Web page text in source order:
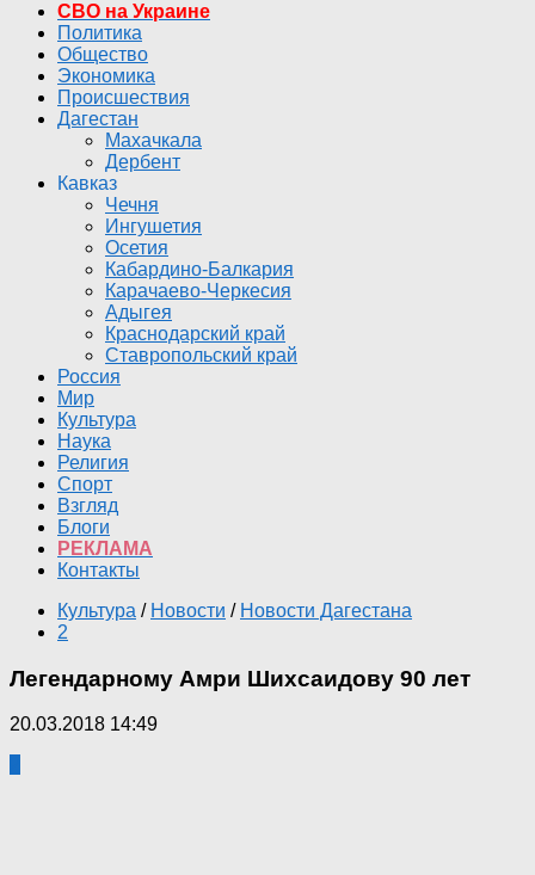
СВО на Украине
Политика
Общество
Экономика
Происшествия
Дагестан
Махачкала
Дербент
Кавказ
Чечня
Ингушетия
Осетия
Кабардино-Балкария
Карачаево-Черкесия
Адыгея
Краснодарский край
Ставропольский край
Россия
Мир
Культура
Наука
Религия
Спорт
Взгляд
Блоги
РЕКЛАМА
Контакты
Культура / Новости / Новости Дагестана
2
Легендарному Амри Шихсаидову 90 лет
20.03.2018 14:49